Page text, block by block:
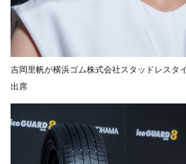
吉岡里帆が横浜ゴム株式会社スタッドレスタ
出席